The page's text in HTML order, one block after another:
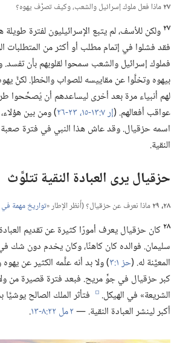
٢٧ماذا فعل ملوك إسرائيل والشعب،‏ وكيف تصرَّف يهوه؟‏
٢٧ ولكن للأسف،‏ لم يتبع الإسرائيليون لفترة
فقد فشلوا في إتمام مطلب أو أكثر من المتطلبات
فملوك إسرائيل والشعب سمحوا لقلوبهم بأن تفسد.‏
بيهوه وتخلَّوا عن مقاييسه للصواب والخطإ.‏ لكنَّ
لهم أنبياء مرة بعد أخرى ليساعدهم أن يُصحِّحوا
عواقب أفعالهم.‏ (‏إر ٧:‏١٣-‏١٥،‏
‏)‏ ومن بين
اسمه حزقيال.‏ وقد عاش هذا النبي في فترة صعبة
النقية.‏
حزقيال يرى العبادة النقية تتلوَّث
٢٨،‏ ٢٩ ماذا نعرف عن حزقيال؟‏ (‏أُنظر الإطار «‏تواريخ مهمة
٢٨ كان حزقيال يعرف أمورًا كثيرة عن تقديم
سليمان.‏ فوالده كان كاهنًا،‏ وكان يخدم دون شك
المعيَّنة له.‏ (‏حز ١:‏٣
‏)‏ ولا بد أنه علَّمه الكثير عن
كبر حزقيال في جوٍّ مريح.‏ فبعد فترة قصيرة من
الشريعة» في الهيكل.‏ e فتأثر الملك الصالح
أكبر لينشر العبادة النقية.‏ —‏٢ مل ٢٢:‏٨-‏١٣ ‏.‏